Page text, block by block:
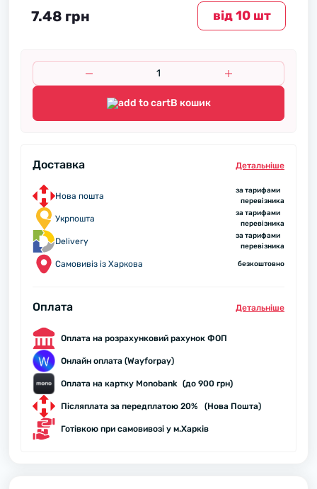
вiд 10 шт
7.48 грн
В кошик
Доставка Детальнiше
Нова пошта
за тарифами
перевізника
Укрпошта
за тарифами
перевізника
Delivery
за тарифами
перевізника
Самовивіз із Харкова безкоштовно
Оплата Детальнiше
Оплата на розрахунковий рахунок ФОП
Онлайн оплата (Wayforpay)
Оплата на картку Monobank (до 900 грн)
Післяплата за передплатою 20% (Нова Пошта)
Готівкою при самовивозі у м.Харків